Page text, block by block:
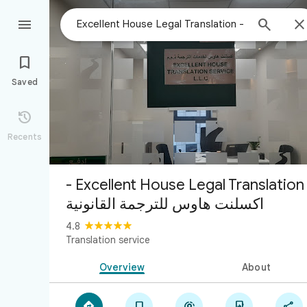
 


Saved

Recents
Excellent House Legal Translation -
اكسلنت هاوس للترجمة القانونية
4.8
Translation service
Overview About